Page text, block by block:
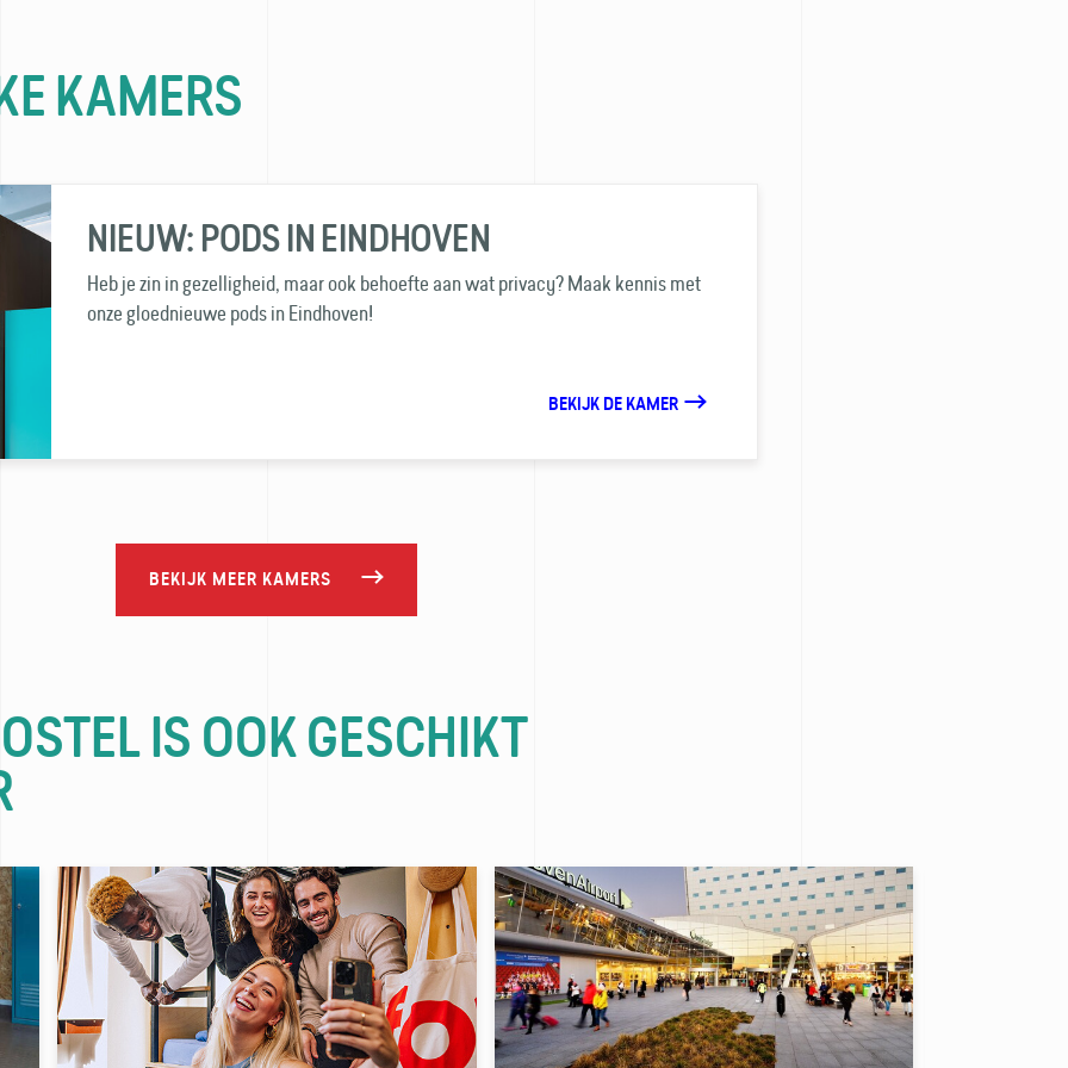
KAMERS
NIEUW: PODS IN EINDHOVEN
Heb je zin in gezelligheid, maar ook behoefte aan wat privacy? Maak kennis met
onze gloed­nieuwe pods in Eindhoven!
BEKIJK DE KAMER
BEKIJK MEER KAMERS
IS OOK GESCHIKT